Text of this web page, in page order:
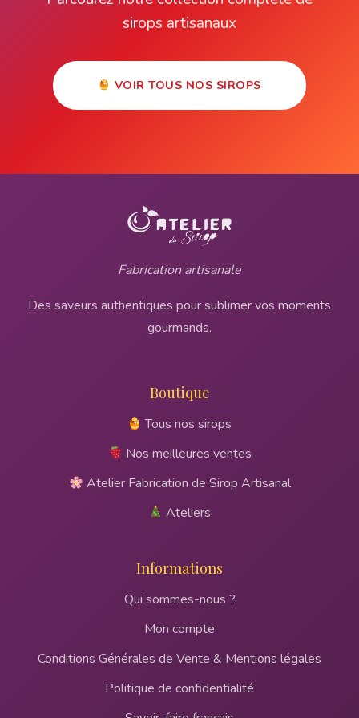
sirops artisanaux
VOIR TOUS NOS SIROPS
Fabrication artisanale
Des saveurs authentiques pour sublimer vos moments
gourmands.
Boutique
Tous nos sirops
Nos meilleures ventes
Atelier Fabrication de Sirop Artisanal
Ateliers
Informations
Qui sommes-nous ?
Mon compte
Conditions Générales de Vente & Mentions légales
Politique de confidentialité